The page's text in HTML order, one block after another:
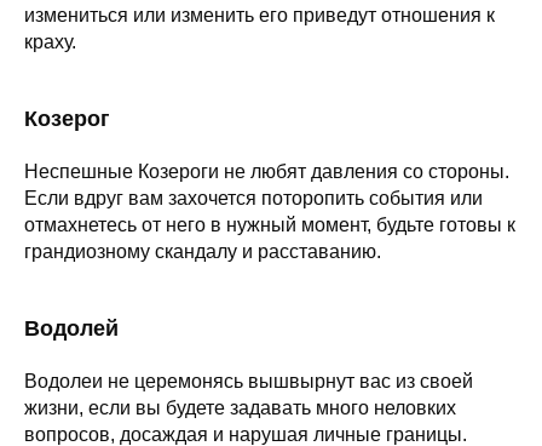
измениться или изменить его приведут отношения к
краху.
Козерог
Неспешные Козероги не любят давления со стороны.
Если вдруг вам захочется поторопить события или
отмахнетесь от него в нужный момент, будьте готовы к
грандиозному скандалу и расставанию.
Водолей
Водолеи не церемонясь вышвырнут вас из своей
жизни, если вы будете задавать много неловких
вопросов, досаждая и нарушая личные границы.